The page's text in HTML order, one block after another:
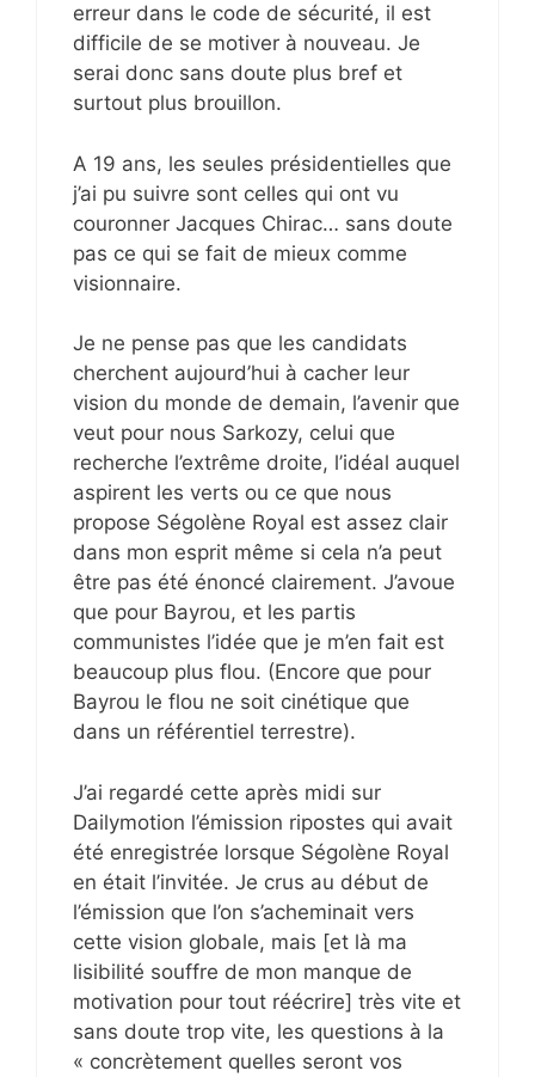
erreur dans le code de sécurité, il est
difficile de se motiver à nouveau. Je
serai donc sans doute plus bref et
surtout plus brouillon.
A 19 ans, les seules présidentielles que
j’ai pu suivre sont celles qui ont vu
couronner Jacques Chirac… sans doute
pas ce qui se fait de mieux comme
visionnaire.
Je ne pense pas que les candidats
cherchent aujourd’hui à cacher leur
vision du monde de demain, l’avenir que
veut pour nous Sarkozy, celui que
recherche l’extrême droite, l’idéal auquel
aspirent les verts ou ce que nous
propose Ségolène Royal est assez clair
dans mon esprit même si cela n’a peut
être pas été énoncé clairement. J’avoue
que pour Bayrou, et les partis
communistes l’idée que je m’en fait est
beaucoup plus flou. (Encore que pour
Bayrou le flou ne soit cinétique que
dans un référentiel terrestre).
J’ai regardé cette après midi sur
Dailymotion l’émission ripostes qui avait
été enregistrée lorsque Ségolène Royal
en était l’invitée. Je crus au début de
l’émission que l’on s’acheminait vers
cette vision globale, mais [et là ma
lisibilité souffre de mon manque de
motivation pour tout réécrire] très vite et
sans doute trop vite, les questions à la
« concrètement quelles seront vos